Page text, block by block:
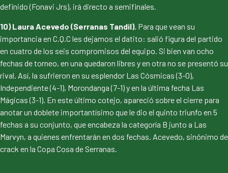
definido (Fonavi Jrs), irá directo a semifinales.
10) Laura Acevedo (Serranas Tandil). Para que vean su
importancia en C.Q.C les dejamos el datito: salió figura del partido
en cuatro de los seis compromisos del equipo. Si bien van ocho
fechas de torneo, en una quedaron libres y en otra no se presentó su
rival. Así, la sufrieron en su esplendor Las Cósmicas (3-0),
Independiente (4-1), Morondanga (7-1) y en la última fecha Las
Mágicas (3-1). En este último cotejo, apareció sobre el cierre para
anotar un doblete importantísimo que le dio el quinto triunfo en 5
fechas a su conjunto, que encabeza la categoría B junto a Las
Marvyn, a quienes enfrentarán en dos fechas. Acevedo, sinónimo de
crack en la Copa Cosa de Serranas.